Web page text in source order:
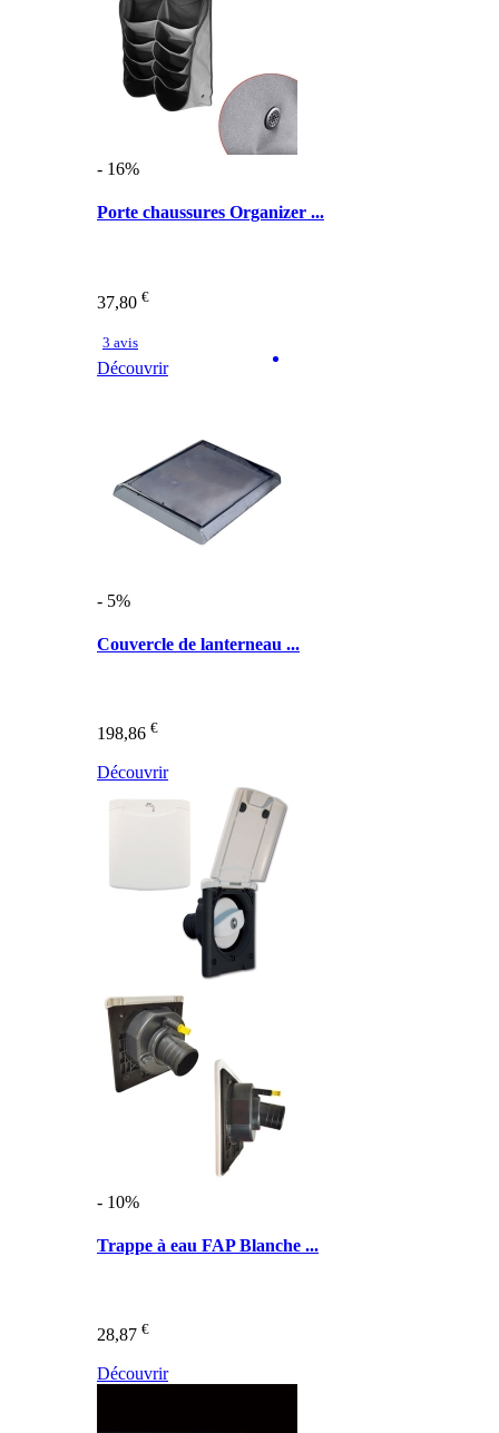
- 16%
Porte chaussures Organizer ...
37,80 €
3 avis
Découvrir
- 5%
Couvercle de lanterneau ...
198,86 €
Découvrir
- 10%
Trappe à eau FAP Blanche ...
28,87 €
Découvrir